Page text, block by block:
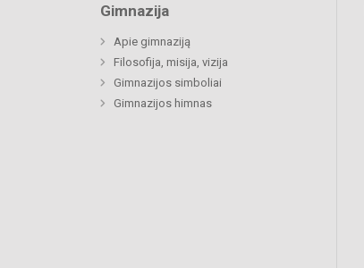
Gimnazija
Apie gimnaziją
Filosofija, misija, vizija
Gimnazijos simboliai
Gimnazijos himnas